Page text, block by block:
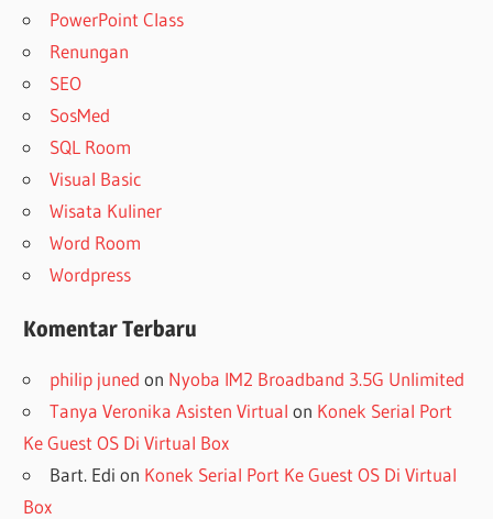
PowerPoint Class
Renungan
SEO
SosMed
SQL Room
Visual Basic
Wisata Kuliner
Word Room
Wordpress
Komentar Terbaru
philip juned on Nyoba IM2 Broadband 3.5G Unlimited
Tanya Veronika Asisten Virtual on Konek Serial Port
Ke Guest OS Di Virtual Box
Bart. Edi on Konek Serial Port Ke Guest OS Di Virtual
Box